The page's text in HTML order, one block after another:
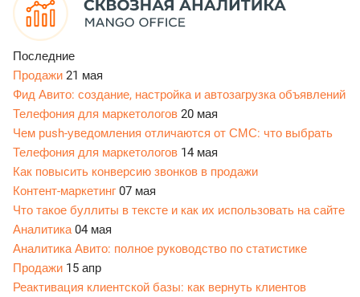
Последние
Продажи 21 мая
Фид Авито: создание, настройка и автозагрузка объявлений
Телефония для маркетологов 20 мая
Чем push-уведомления отличаются от СМС: что выбрать
Телефония для маркетологов 14 мая
Как повысить конверсию звонков в продажи
Контент-маркетинг 07 мая
Что такое буллиты в тексте и как их использовать на сайте
Аналитика04 мая
Аналитика Авито: полное руководство по статистике
Продажи 15 апр
Реактивация клиентской базы: как вернуть клиентов